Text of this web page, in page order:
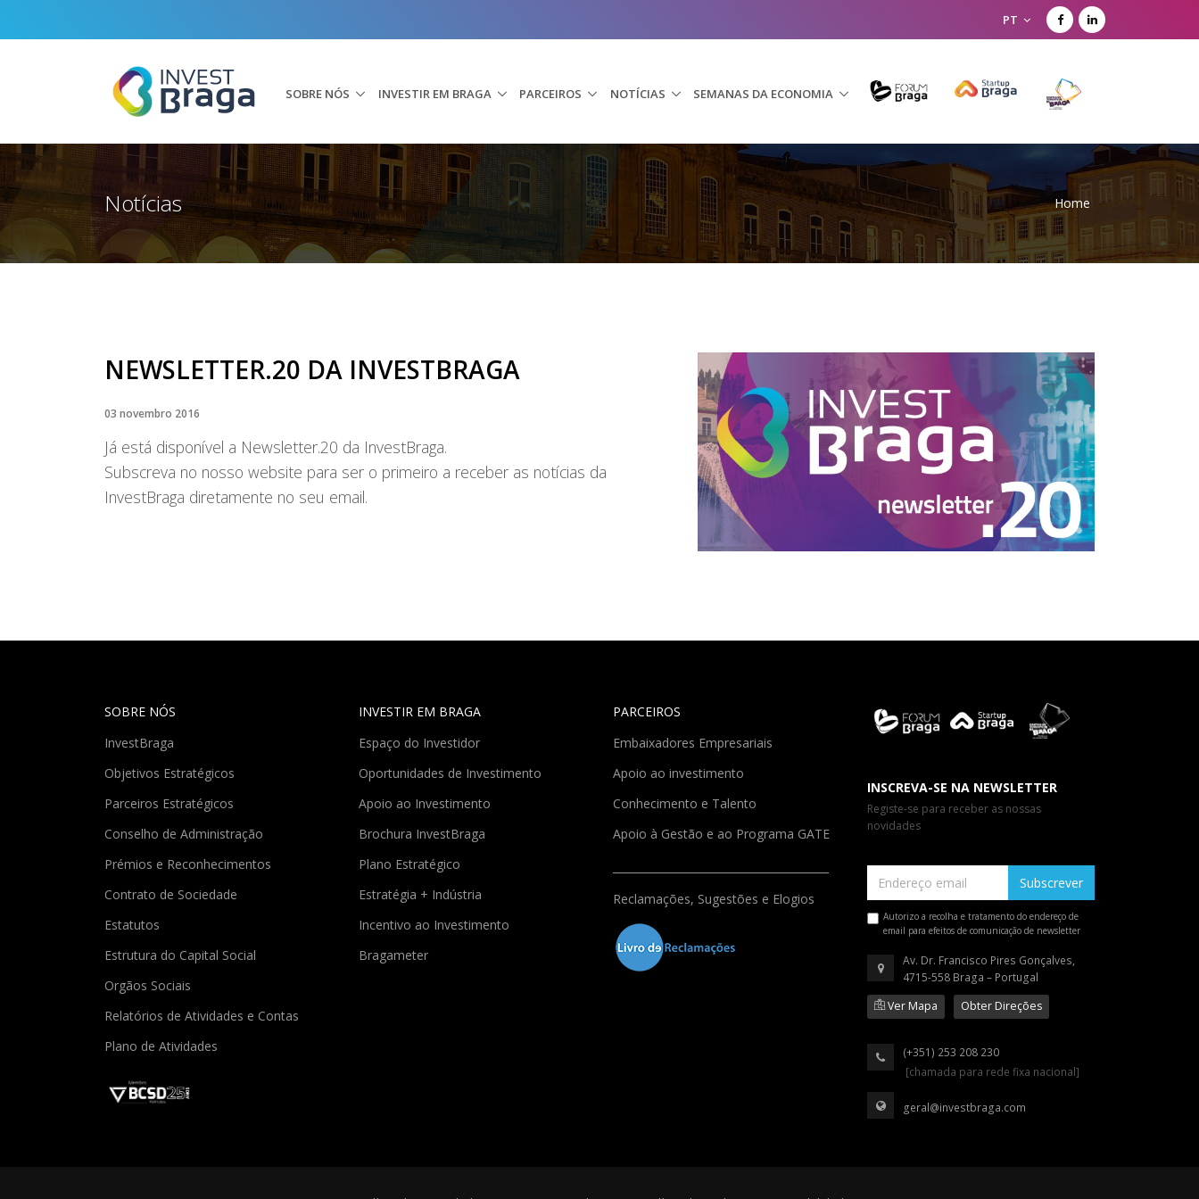
PT
SOBRE NÓS INVESTIR EM BRAGA PARCEIROS NOTÍCIAS SEMANAS DA ECONOMIA
Notícias Home
NEWSLETTER.20 DA INVESTBRAGA
03 novembro 2016
Já está disponível a Newsletter.20 da InvestBraga.
Subscreva no nosso website para ser o primeiro a receber as notícias da
InvestBraga diretamente no seu email.
SOBRE NÓS
InvestBraga
Objetivos Estratégicos
Parceiros Estratégicos
Conselho de Administração
Prémios e Reconhecimentos
Contrato de Sociedade
Estatutos
Estrutura do Capital Social
Orgãos Sociais
Relatórios de Atividades e Contas
Plano de Atividades
INVESTIR EM BRAGA
Espaço do Investidor
Oportunidades de Investimento
Apoio ao Investimento
Brochura InvestBraga
Plano Estratégico
Estratégia + Indústria
Incentivo ao Investimento
Bragameter
PARCEIROS
Embaixadores Empresariais
Apoio ao investimento
Conhecimento e Talento
Apoio à Gestão e ao Programa GATE
Reclamações, Sugestões e Elogios
INSCREVA-SE NA NEWSLETTER
Registe-se para receber as nossas
novidades
Subscrever
Autorizo a recolha e tratamento do endereço de
email para efeitos de comunicação de newsletter
Av. Dr. Francisco Pires Gonçalves,
4715-558 Braga – Portugal
Ver Mapa
Obter Direções
(+351) 253 208 230
[chamada para rede fixa nacional]
geral@investbraga.com